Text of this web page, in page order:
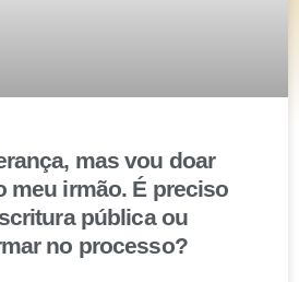
efetiva a possibilidade de o
os beneficiários das cotas
partes da sociedade, seja por
dívida ou por comunicação ao
mas vou doar
meu irmão. É preciso
pública ou
no processo?